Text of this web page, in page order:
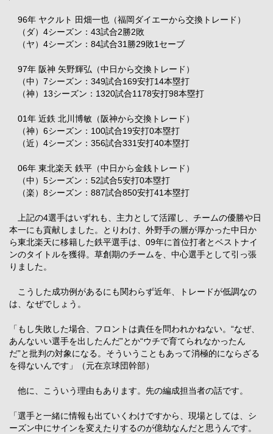
96年 ヤクルト 田畑一也（福岡ダイエーから交換トレード）
（ダ）4シーズン：43試合2勝2敗
（ヤ）4シーズン：84試合31勝29敗1セーブ
97年 阪神 矢野輝弘（中日から交換トレード）
（中）7シーズン：349試合169安打14本塁打
（神）13シーズン：1320試合1178安打98本塁打
01年 近鉄 北川博敏（阪神から交換トレード）
（神）6シーズン：100試合19安打0本塁打
（近）4シーズン：356試合331安打40本塁打
06年 東北楽天 鉄平（中日から金銭トレード）
（中）5シーズン：52試合5安打0本塁打
（楽）8シーズン：887試合850安打41本塁打
上記の4選手はいずれも、主力として活躍し、チームの優勝や日
本一にも貢献しました。とりわけ、外野手の層が厚かった中日か
ら東北楽天に移籍した鉄平選手は、09年に首位打者とベストナイ
ンのタイトルを獲得。草創期のチームを、中心選手として引っ張
りました。
こうした成功例があるにも関わらず近年、トレードが低調なの
は、なぜでしょう。
「もし失敗した場合、フロントは責任を問われかねない。“なぜ、
あんないい選手を出したんだ”とか“ウチで育てられなかったん
だ”と批判の対象になる。そういうこともあって消極的にならざる
を得ないんです」（元在京球団幹部）
他に、こういう理由もあります。先の編成担当者の話です。
「選手と一緒に情報も出ていくわけですから、現場としては、シ
ーズン中にサインを変えたりするのが億劫なんだと思うんです。